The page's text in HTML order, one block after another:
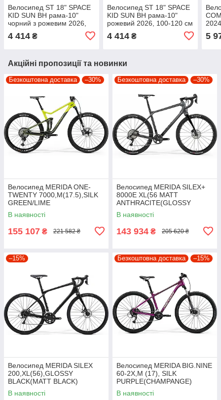
Велосипед ST 18" SPACE
KID SUN BH рама-10"
чорний з рожевим 2026,
4 414 ₴
Велосипед ST 18" SPACE
KID SUN BH рама-10"
рожевий 2026, 100-120 см
4 414₴ 5
Акційні пропозиції та новинки
Безкоштовна доставка –30%
Велосипед MERIDA ONE-
TWENTY 7000,M(17.5),SILK
GREEN/LIME
В наявності
155 107 ₴ 221 582 ₴
Безкоштовна доставка –30%
Велосипед MERIDA SILEX+
8000E XL(56 MATT
ANTHRACITE(GLOSSY
BLACK)
В наявності
143 934 ₴ 205 620 ₴
–15%
Велосипед MERIDA SILEX
200,XL(56),GLOSSY
BLACK(MATT BLACK)
В наявності
Безкоштовна доставка –15%
Велосипед MERIDA BIG.NINE
60-2X,M (17), SILK
PURPLE(CHAMPANGE)
В наявності